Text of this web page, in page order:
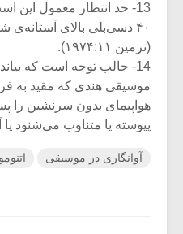
13- حد انتظار معمول این
۴۰ دسی‌بلی بالای آستانه‌ی
(ترمین ۱۹۷۴:۱۱).
14- جالب توجه است که
موسیقی هندی که مقید به
هواپیمای بدون سرنشین را
پیوسته یا متناوب می‌شنود
آوانگاری در موسیقی